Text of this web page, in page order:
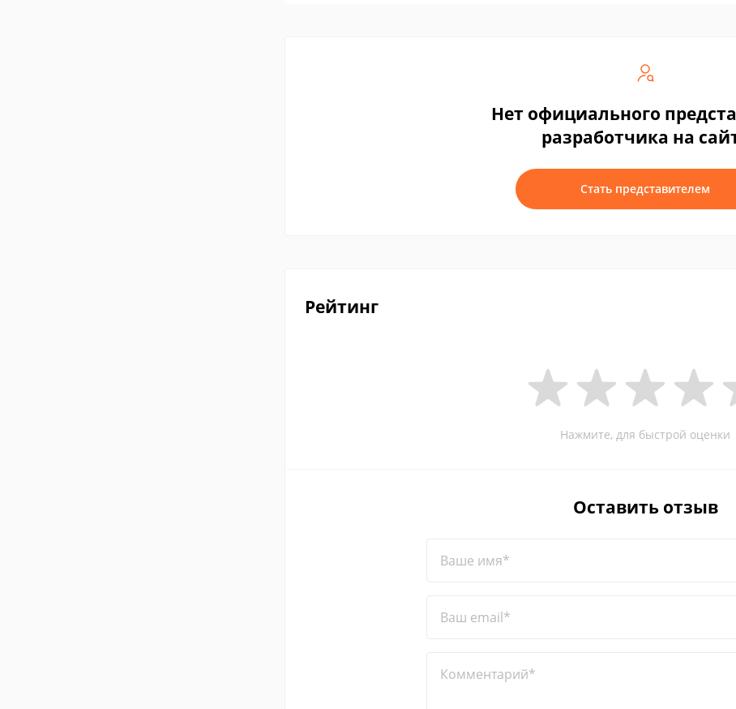
Нет официального
разработчика на
Стать представителем
Рейтинг
Нажмите, для быстрой оценки
Оставить отзыв
Ваше имя*
Ваш email*
Комментарий*